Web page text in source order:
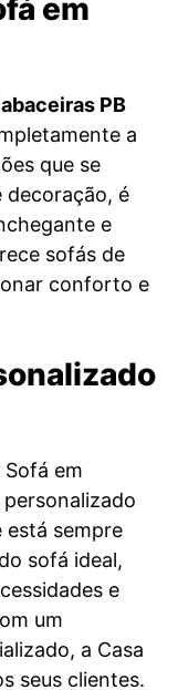
em
PB
a
que se
decoração, é
e
sofás de
conforto e
em
está sempre
sofá ideal,
e
um
a Casa
seus clientes.